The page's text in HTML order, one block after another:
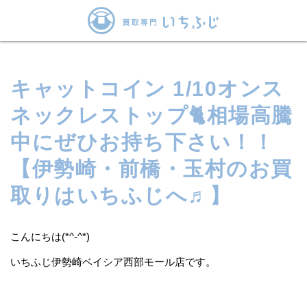
キャットコイン 1/10オンス
ネックレストップ🐈相場高騰
中にぜひお持ち下さい！！
【伊勢崎・前橋・玉村のお買
取りはいちふじへ♬】
こんにちは(*^-^*)
いちふじ伊勢崎ベイシア西部モール店です。